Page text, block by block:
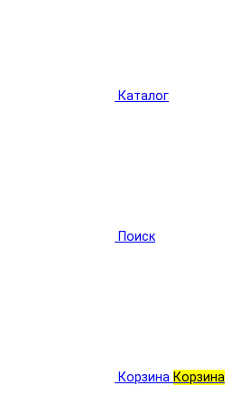
Каталог
Поиск
Корзина Корзина